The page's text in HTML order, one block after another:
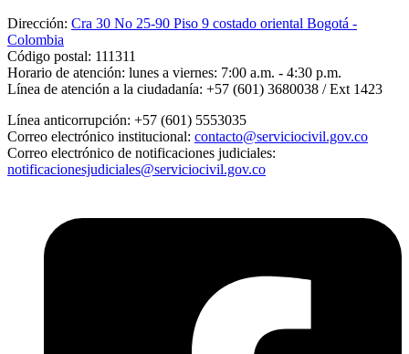
Dirección: Cra 30 No 25-90 Piso 9 costado oriental Bogotá -
Colombia
Código postal: 111311
Horario de atención: lunes a viernes: 7:00 a.m. - 4:30 p.m.
Línea de atención a la ciudadanía: +57 (601) 3680038 / Ext 1423
Línea anticorrupción: +57 (601) 5553035
Correo electrónico institucional: contacto@serviciocivil.gov.co
Correo electrónico de notificaciones judiciales:
notificacionesjudiciales@serviciocivil.gov.co